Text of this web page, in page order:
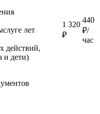
лет
действий,
и дети)
1 320
₽
440
₽/
час